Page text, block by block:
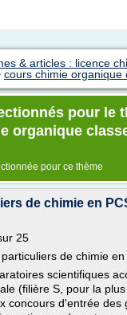
& articles : licence
cours chimie organique
pour le
organique
pour ce thème
de chimie en
25
de chimie en
scientifiques
(filière S, pour la
concours d'entrée des